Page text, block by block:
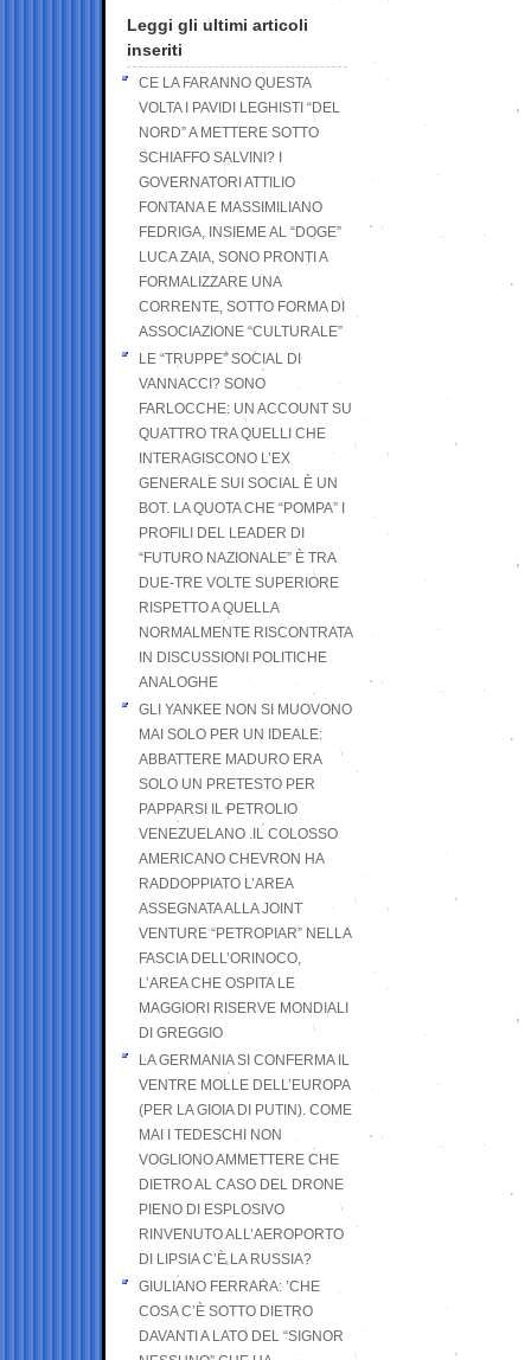
Leggi gli ultimi articoli
inseriti
CE LA FARANNO QUESTA
VOLTA I PAVIDI LEGHISTI “DEL
NORD” A METTERE SOTTO
SCHIAFFO SALVINI? I
GOVERNATORI ATTILIO
FONTANA E MASSIMILIANO
FEDRIGA, INSIEME AL “DOGE”
LUCA ZAIA, SONO PRONTI A
FORMALIZZARE UNA
CORRENTE, SOTTO FORMA DI
ASSOCIAZIONE “CULTURALE”
LE “TRUPPE” SOCIAL DI
VANNACCI? SONO
FARLOCCHE: UN ACCOUNT SU
QUATTRO TRA QUELLI CHE
INTERAGISCONO L’EX
GENERALE SUI SOCIAL È UN
BOT. LA QUOTA CHE “POMPA” I
PROFILI DEL LEADER DI
“FUTURO NAZIONALE” È TRA
DUE-TRE VOLTE SUPERIORE
RISPETTO A QUELLA
NORMALMENTE RISCONTRATA
IN DISCUSSIONI POLITICHE
ANALOGHE
GLI YANKEE NON SI MUOVONO
MAI SOLO PER UN IDEALE:
ABBATTERE MADURO ERA
SOLO UN PRETESTO PER
PAPPARSI IL PETROLIO
VENEZUELANO .IL COLOSSO
AMERICANO CHEVRON HA
RADDOPPIATO L’AREA
ASSEGNATA ALLA JOINT
VENTURE “PETROPIAR” NELLA
FASCIA DELL’ORINOCO,
L’AREA CHE OSPITA LE
MAGGIORI RISERVE MONDIALI
DI GREGGIO
LA GERMANIA SI CONFERMA IL
VENTRE MOLLE DELL’EUROPA
(PER LA GIOIA DI PUTIN). COME
MAI I TEDESCHI NON
VOGLIONO AMMETTERE CHE
DIETRO AL CASO DEL DRONE
PIENO DI ESPLOSIVO
RINVENUTO ALL’AEROPORTO
DI LIPSIA C’È LA RUSSIA?
GIULIANO FERRARA: ’CHE
COSA C’È SOTTO DIETRO
DAVANTI A LATO DEL “SIGNOR